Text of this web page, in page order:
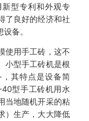
型专利和外观专
了良好的经济和社
备。
使用手工砖，这不
小型手工砖机是根
其特点是设备简
型手工砖机用水
当地随机开采的粘
）生产，大大降低